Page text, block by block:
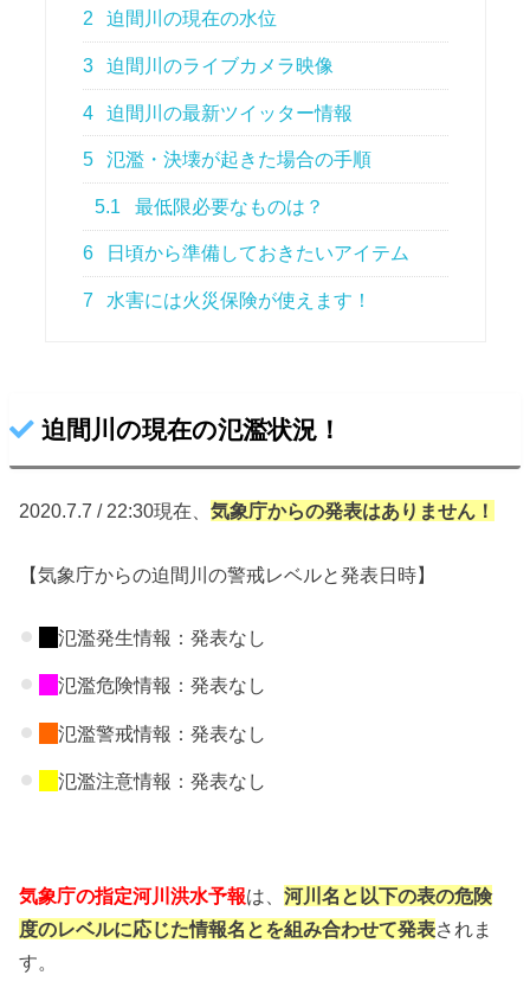
2 迫間川の現在の水位
3 迫間川のライブカメラ映像
4 迫間川の最新ツイッター情報
5 氾濫・決壊が起きた場合の手順
5.1 最低限必要なものは？
6 日頃から準備しておきたいアイテム
7 水害には火災保険が使えます！
迫間川の現在の氾濫状況！
2020.7.7 / 22:30現在、気象庁からの発表はありません！
【気象庁からの迫間川の警戒レベルと発表日時】
氾濫発生情報：発表なし
氾濫危険情報：発表なし
氾濫警戒情報：発表なし
氾濫注意情報：発表なし
気象庁の指定河川洪水予報は、河川名と以下の表の危険
度のレベルに応じた情報名とを組み合わせて発表されま
す。